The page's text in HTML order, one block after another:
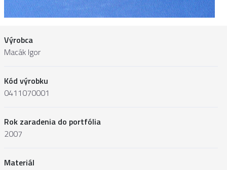
Výrobca
Macák Igor
Kód výrobku
0411070001
Rok zaradenia do portfólia
2007
Materiál